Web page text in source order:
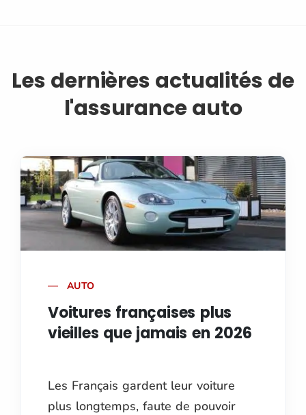
Les dernières actualités de
l'assurance auto
AUTO
Voitures françaises plus
vieilles que jamais en 2026
Les Français gardent leur voiture
plus longtemps, faute de pouvoir